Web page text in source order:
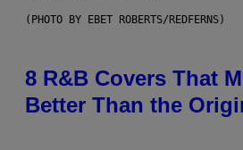
(PHOTO BY EBET ROBERTS/REDFERNS)
8 R&B Covers That
Better Than the